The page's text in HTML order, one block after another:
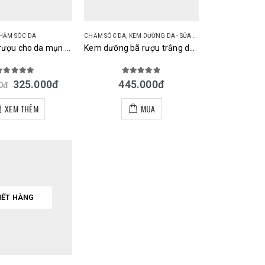
SÓC DA
out of 5
đ 325.000đ
XEM THÊM
CHĂM SÓC DA KEM DƯỠNG DA - SỮA DƯỠNG DA
5.00 out of 5
445.000đ
MUA
HÀNG